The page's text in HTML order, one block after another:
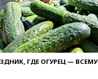
ГДЕ ОГУРЕЦ —